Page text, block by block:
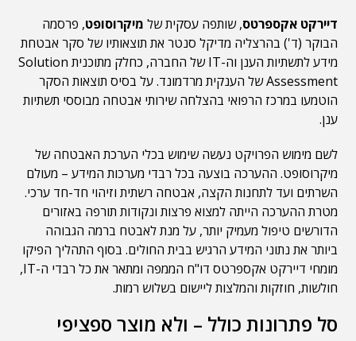
דיירקט אקספרטס, שותפה עסקית של מיקרוסופט, פרסמה
הבוקר (ד') בהרצליה מדיקל סנטר את תוצאותיו של סקר אבטחת
מידע לתשתיות הענן וה-IT של החברה, כחלק מתוכנית Solution
Assessment של הענקית מרדמונד. על בסיס תוצאות הסקר
הוטמעו במרכז הרפואי בהצלחה שירותי אבטחה מבוססי תשתיות
ענן.
לשם מימוש הפרויקט נעשה שימוש בכלי הערכת האבטחה של
מיקרוסופט. ההערכה בוצעה בכל רבדי מערכות המידע – מעולם
השרתים ועד לתחנות הקצה, אבטחה רשתית וזיהוי חד-חד ערכי.
מטרת ההערכה הייתה למצוא פרצות ונקודות תורפה באזורים
הדורשים טיפול מעמיק יותר, על מנת לאבטח ברמה הגבוהה
ביותר את נתוני המידע הרגיש בבית החולים. בסוף התהליך הפיקו
מומחי דיירקט אקספרטס דו"ח הממפה ומתאר את כל רבדי ה-IT,
חולשות, חוזקות והמלצות ליישום בשלוש רמות.
סל פתרונות כולל – ולא מוצר ספציפי